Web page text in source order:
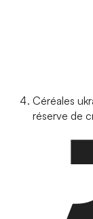
Céréales
réserve de